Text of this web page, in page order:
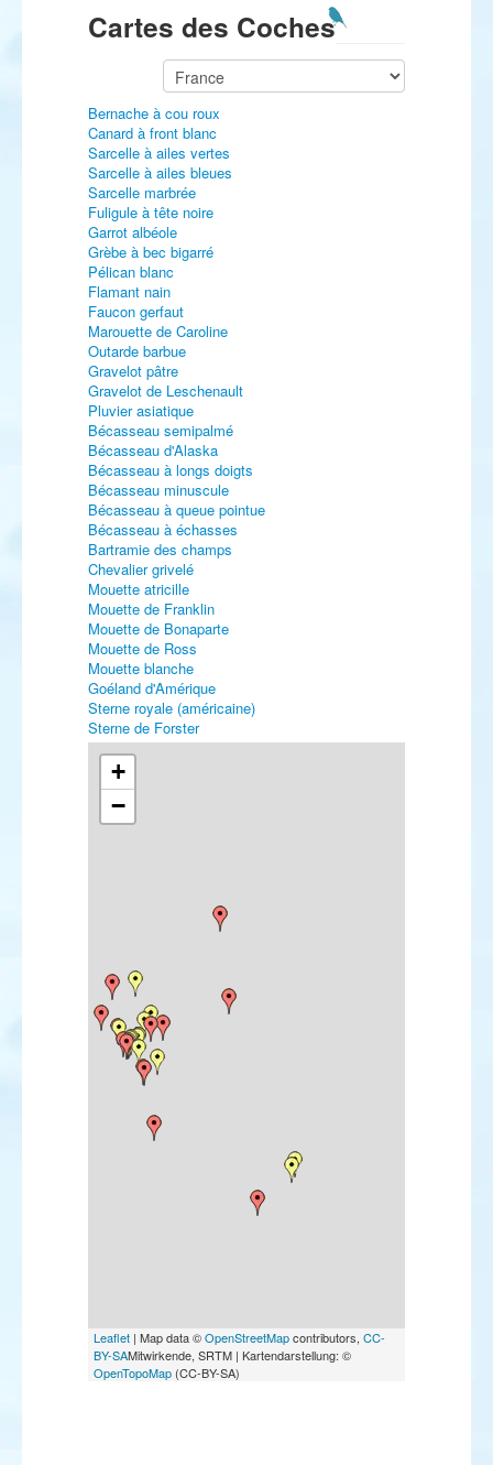
Cartes des Coches
Bernache à cou roux
Canard à front blanc
Sarcelle à ailes vertes
Sarcelle à ailes bleues
Sarcelle marbrée
Fuligule à tête noire
Garrot albéole
Grèbe à bec bigarré
Pélican blanc
Flamant nain
Faucon gerfaut
Marouette de Caroline
Outarde barbue
Gravelot pâtre
Gravelot de Leschenault
Pluvier asiatique
Bécasseau semipalmé
Bécasseau d'Alaska
Bécasseau à longs doigts
Bécasseau minuscule
Bécasseau à queue pointue
Bécasseau à échasses
Bartramie des champs
Chevalier grivelé
Mouette atricille
Mouette de Franklin
Mouette de Bonaparte
Mouette de Ross
Mouette blanche
Goéland d'Amérique
Sterne royale (américaine)
Sterne de Forster
Harfang des neiges
Martinet des maisons
Pipit à dos olive
Tarier de Sibérie
Traquet pie
Grivette à joues grises
Pouillot boréal
Pouillot de Schwarz
Viréo à œil rouge
Bec-croisé bifascié
Bec-croisé perroquet
Paruline noir et blanc
Paruline rayée
Bruant rustique
Bruant roux
+
−
Leaflet | Map data ©OpenStreetMapcontributors, CC-
BY-SAMitwirkende, SRTM | Kartendarstellung: ©
OpenTopoMap (CC-BY-SA)